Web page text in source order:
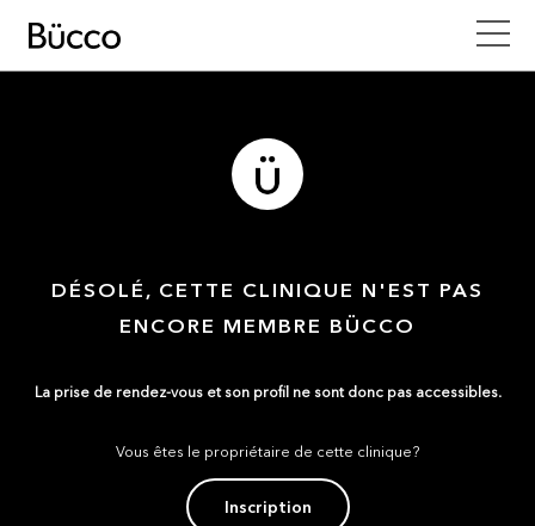
DÉSOLÉ, CETTE CLINIQUE N'EST PAS
ENCORE MEMBRE BÜCCO
La prise de rendez-vous et son profil ne sont donc pas accessibles.
Vous êtes le propriétaire de cette clinique?
Inscription